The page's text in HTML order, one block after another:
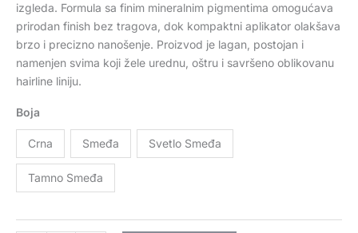
izgleda. Formula sa finim mineralnim pigmentima omogućava
prirodan finish bez tragova, dok kompaktni aplikator olakšava
brzo i precizno nanošenje. Proizvod je lagan, postojan i
namenjen svima koji žele urednu, oštru i savršeno oblikovanu
hairline liniju.
Boja
Crna Smeđa Svetlo Smeđa
Tamno Smeđa